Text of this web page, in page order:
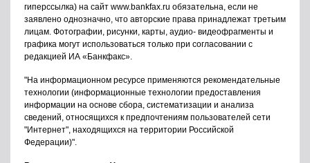
гиперссылка) на сайт www.bankfax.ru обязательна, если не
заявлено однозначно, что авторские права принадлежат третьим
лицам. Фотографии, рисунки, карты, аудио- видеофрагменты и
графика могут использоваться только при согласовании с
редакцией ИА «Банкфакс».
"На информационном ресурсе применяются рекомендательные
технологии (информационные технологии предоставления
информации на основе сбора, систематизации и анализа
сведений, относящихся к предпочтениям пользователей сети
"Интернет", находящихся на территории Российской
Федерации)".